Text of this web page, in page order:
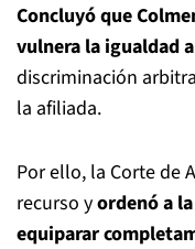
Concluyó que
vulnera la igualdad
discriminación
la afiliada.
Por ello, la Corte de
recurso yordenó a
equiparar